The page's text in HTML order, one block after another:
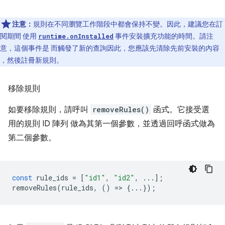
注意： 規則在不同瀏覽工作階段中都會保持不變。因此，建議您在訂
閱期間 使用 runtime.onInstalled 事件安裝擴充功能的時間。請注
意，這個事件是 而觸發了新的查詢因此，您應該先清除先前安裝的內容
，然後註冊新規則。
移除規則
如要移除規則，請呼叫 removeRules() 函式。它接受選
用的規則 ID 陣列 做為其第一個參數，並透過回呼函式做為
第二個參數。
const rule_ids = [ "id1" , "id2" ,
...];
removeRules(rule_ids, () => {...});